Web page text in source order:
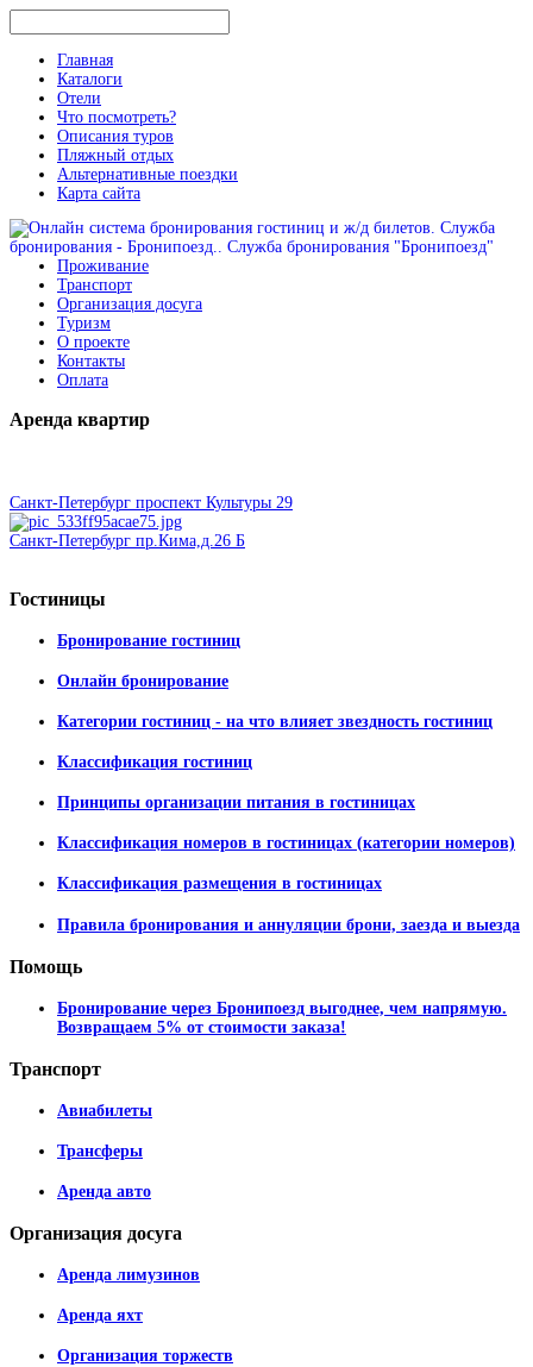
Главная
Каталоги
Отели
Что посмотреть?
Описания туров
Пляжный отдых
Альтернативные поездки
Карта сайта
Проживание
Транспорт
Организация досуга
Туризм
О проекте
Контакты
Оплата
Аренда квартир
Санкт-Петербург проспект Культуры 29
Санкт-Петербург пр.Кима,д.26 Б
Гостиницы
Бронирование гостиниц
Онлайн бронирование
Категории гостиниц - на что влияет звездность гостиниц
Классификация гостиниц
Принципы организации питания в гостиницах
Классификация номеров в гостиницах (категории номеров)
Классификация размещения в гостиницах
Правила бронирования и аннуляции брони, заезда и выезда
Помощь
Бронирование через Бронипоезд выгоднее, чем напрямую.
Возвращаем 5% от стоимости заказа!
Транспорт
Авиабилеты
Трансферы
Аренда авто
Организация досуга
Аренда лимузинов
Аренда яхт
Организация торжеств